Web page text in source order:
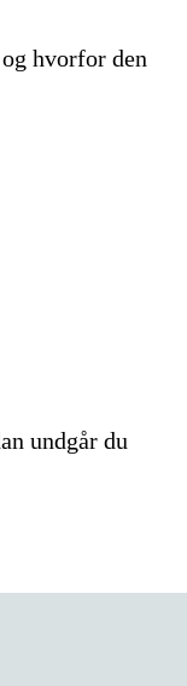
hvorfor den
undgår du